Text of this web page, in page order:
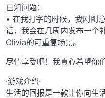
已知问题：
• 在我打字的时候，我刚刚
话，我会在几周内发布一个
Olivia的可重复场景。
尽情享受吧！我真心希望你
·游戏介绍·
生活的回报是一款让你向生